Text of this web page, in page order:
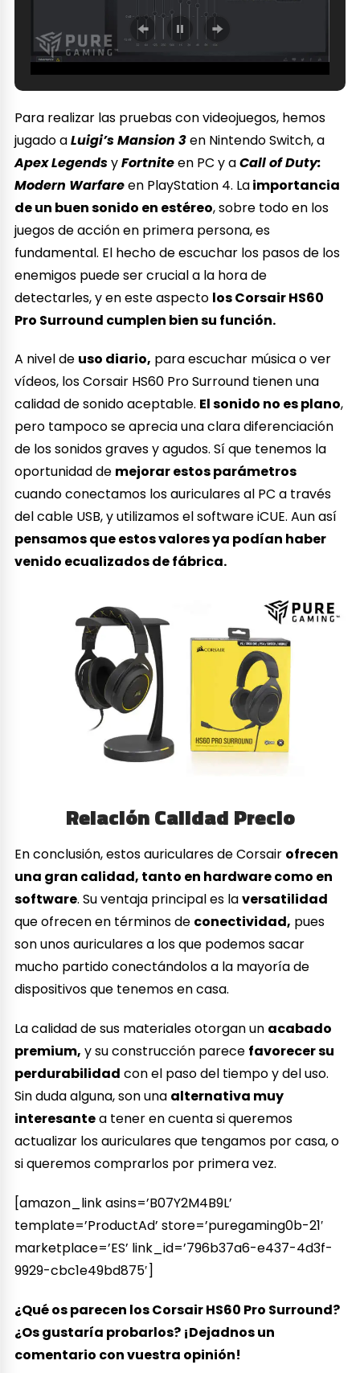
Para realizar las pruebas con videojuegos, hemos
jugado aLuigi’s Mansion 3en Nintendo Switch, a
Apex LegendsyFortniteen PC y aCall of Duty:
Modern Warfareen PlayStation 4. Laimportancia
de un buen sonido en estéreo, sobre todo en los
juegos de acción en primera persona, es
fundamental. El hecho de escuchar los pasos de los
enemigos puede ser crucial a la hora de
detectarles, y en este aspecto los Corsair HS60
Pro Surround cumplen bien su función.
A nivel de uso diario, para escuchar música o ver
vídeos, los Corsair HS60 Pro Surround tienen una
calidad de sonido aceptable. El sonido no es plano,
pero tampoco se aprecia una clara diferenciación
de los sonidos graves y agudos. Sí que tenemos la
oportunidad de mejorar estos parámetros
cuando conectamos los auriculares al PC a través
del cable USB, y utilizamos el software iCUE. Aun así
pensamos que estos valores ya podían haber
venido ecualizados de fábrica.
Relación Calidad Precio
En conclusión, estos auriculares de Corsair ofrecen
una gran calidad, tanto en hardware como en
software. Su ventaja principal es laversatilidad
que ofrecen en términos de conectividad, pues
son unos auriculares a los que podemos sacar
mucho partido conectándolos a la mayoría de
dispositivos que tenemos en casa.
La calidad de sus materiales otorgan un acabado
premium, y su construcción parece favorecer su
perdurabilidad con el paso del tiempo y del uso.
Sin duda alguna, son una alternativa muy
interesantea tener en cuenta si queremos
actualizar los auriculares que tengamos por casa, o
si queremos comprarlos por primera vez.
[amazon_link asins=’B07Y2M4B9L’
template=’ProductAd’ store=’puregaming0b-21′
marketplace=’ES’ link_id=’796b37a6-e437-4d3f-
9929-cbc1e49bd875′]
¿Qué os parecen los Corsair HS60 Pro Surround?
¿Os gustaría probarlos? ¡Dejadnos un
comentario con vuestra opinión!